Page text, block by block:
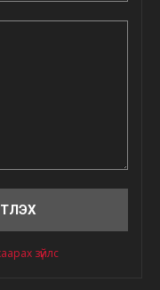
зүйлс